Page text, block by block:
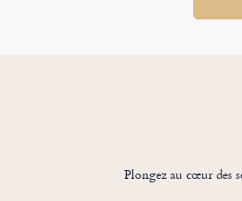
Plongez au cœur des